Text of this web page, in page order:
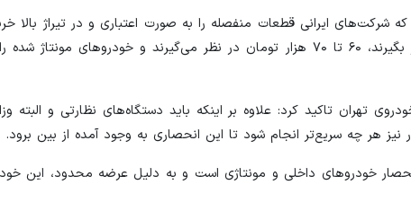
ایرانی قطعات منفصله را به صورت اعتباری و در تیراژ بالا
نرخ دلار را حتی همان ۳۰ هزار تومان در نظر بگیرند، ۶۰ تا ۷۰ هزار تومان در نظر می‌گیرند و
تهران تاکید کرد: علاوه بر اینکه باید دستگاه‌های نظارتی و
نیز هر چه سریع‌تر انجام شود تا این انحصاری به وجود آمده از بین برود.
خودروهای داخلی و مونتاژی است و به دلیل عرضه محدود، این